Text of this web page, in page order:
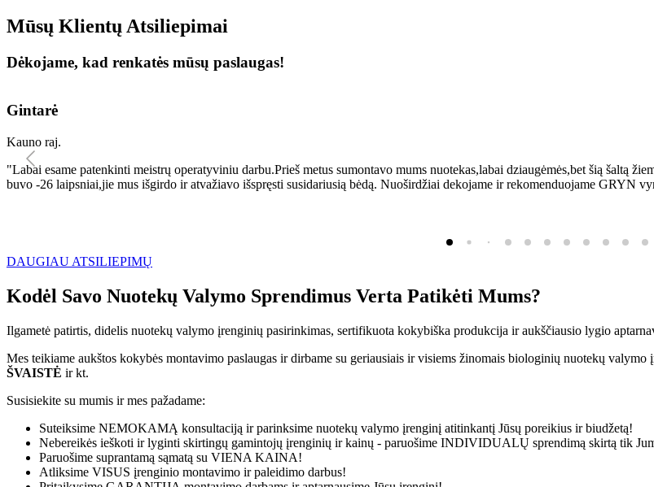
Mūsų Klientų Atsiliepimai
Dėkojame, kad renkatės mūsų paslaugas!
Gintarė
Kauno raj.
"Labai esame patenkinti meistrų operatyviniu darbu.Prieš metus sumontavo mums nuotekas,labai dziaugėmės,bet šią šaltą
buvo -26 laipsniai,jie mus išgirdo ir atvažiavo išspręsti susidariusią bėdą. Nuoširdžiai dekojame ir rekomenduojame GRYN
DAUGIAU ATSILIEPIMŲ
Kodėl Savo Nuotekų Valymo Sprendimus Verta Patikėti Mums?
Ilgametė patirtis, didelis nuotekų valymo įrenginių pasirinkimas, sertifikuota kokybiška produkcija ir aukščiausio lygio
Mes teikiame aukštos kokybės montavimo paslaugas ir dirbame su geriausiais ir visiems žinomais biologinių nuotekų valymo
ŠVAISTĖ ir kt.
Susisiekite su mumis ir mes pažadame:
Suteiksime NEMOKAMĄ konsultaciją ir parinksime nuotekų valymo įrenginį atitinkantį Jūsų poreikius ir biudžetą!
Nebereikės ieškoti ir lyginti skirtingų gamintojų įrenginių ir kainų - paruošime INDIVIDUALŲ sprendimą skirtą tik
Paruošime suprantamą sąmatą su VIENA KAINA!
Atliksime VISUS įrenginio montavimo ir paleidimo darbus!